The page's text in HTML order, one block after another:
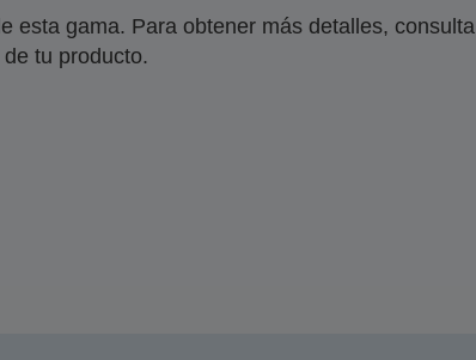
esta gama. Para obtener más detalles, consulta
tu producto.